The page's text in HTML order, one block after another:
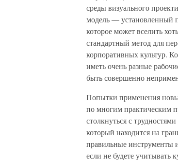
среды визуального
модель — установленный
которое может вселить
стандартный метод для
корпоративных культур.
иметь очень разные
быть совершенно
Попытки применения
по многим практическим
столкнуться с
который находится на
правильные инструменты
если не будете учитывать